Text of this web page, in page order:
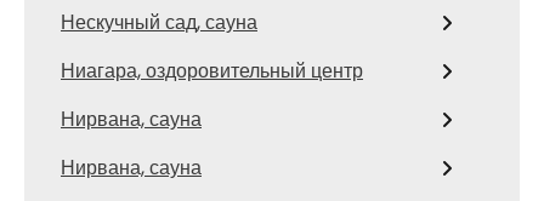
Нескучный сад, сауна
Ниагара, оздоровительный центр
Нирвана, сауна
Нирвана, сауна